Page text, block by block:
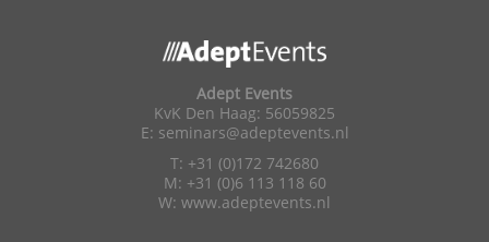
Adept Events
KvK Den Haag: 56059825
E: seminars@adeptevents.nl
T: +31 (0)172 742680
M: +31 (0)6 113 118 60
W: www.adeptevents.nl